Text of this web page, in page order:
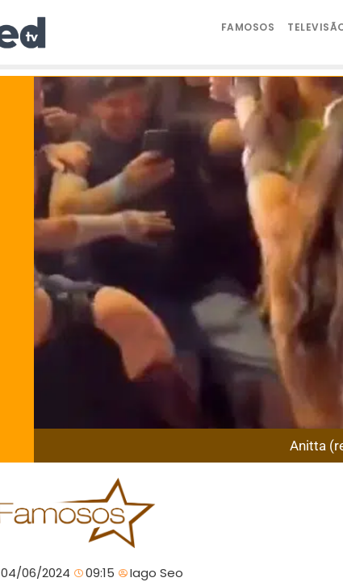
FAMOSOS
Anitta
04/06/2024 09:15 Iago Seo